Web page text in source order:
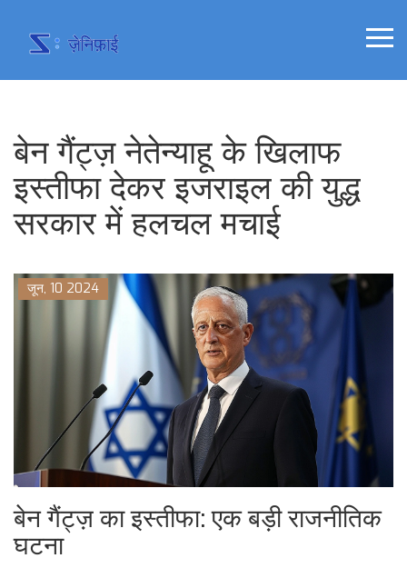
बेन गैंट्ज़ नेतेन्याहू के खिलाफ
इस्तीफा देकर इजराइल की युद्ध
सरकार में हलचल मचाई
जून, 10 2024
बेन गैंट्ज़ का इस्तीफा: एक बड़ी राजनीतिक
घटना